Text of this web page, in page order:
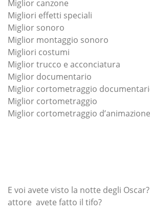
Miglior canzone
Migliori effetti speciali
Miglior sonoro
Miglior montaggio sonoro
Migliori costumi
Miglior trucco e acconciatura
Miglior documentario
Miglior cortometraggio
Miglior cortometraggio
Miglior cortometraggio d’animazione
E voi avete visto la notte degli
attore avete fatto il tifo?